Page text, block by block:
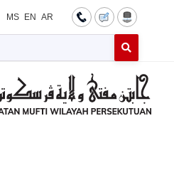
MS EN AR
Cari